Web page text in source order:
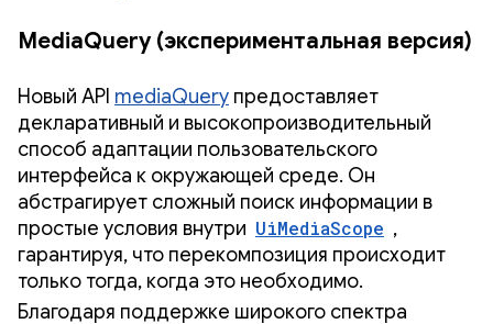
MediaQuery (экспериментальная версия)
Новый API mediaQuery предоставляет
декларативный и высокопроизводительный
способ адаптации пользовательского
интерфейса к окружающей среде. Он
абстрагирует сложный поиск информации в
простые условия внутри UiMediaScope ,
гарантируя, что перекомпозиция происходит
только тогда, когда это необходимо.
Благодаря поддержке широкого спектра